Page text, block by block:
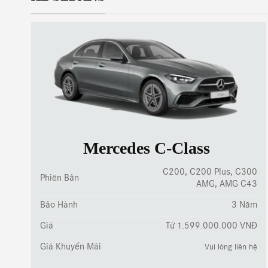
Mercedes C-Class
Phiên Bản
C200, C200 Plus, C300
AMG, AMG C43
Bảo Hành 3 Năm
Giá Từ 1.599.000.000 VNĐ
Giá Khuyến Mãi Vui lòng liên hệ